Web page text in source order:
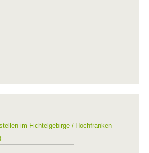
im Fichtelgebirge / Hochfranken